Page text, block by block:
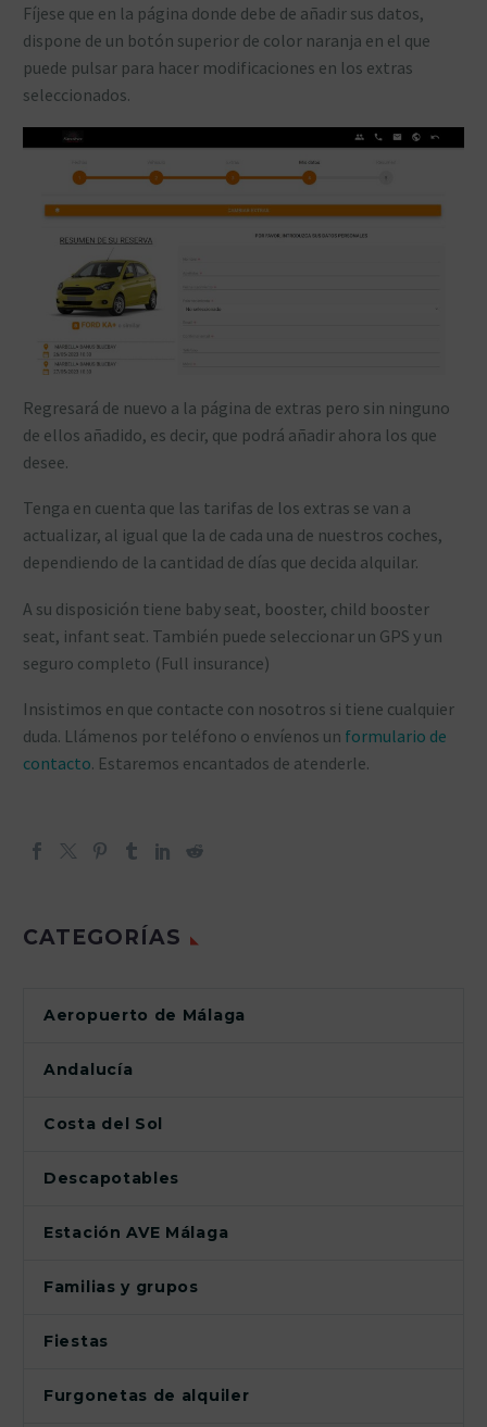
Fíjese que en la página donde debe de añadir sus datos,
dispone de un botón superior de color naranja en el que
puede pulsar para hacer modificaciones en los extras
seleccionados.
Regresará de nuevo a la página de extras pero sin ninguno
de ellos añadido, es decir, que podrá añadir ahora los que
desee.
Tenga en cuenta que las tarifas de los extras se van a
actualizar, al igual que la de cada una de nuestros coches,
dependiendo de la cantidad de días que decida alquilar.
A su disposición tiene baby seat, booster, child booster
seat, infant seat. También puede seleccionar un GPS y un
seguro completo (Full insurance)
Insistimos en que contacte con nosotros si tiene cualquier
duda. Llámenos por teléfono o envíenos un formulario de
contacto. Estaremos encantados de atenderle.
CATEGORÍAS
Aeropuerto de Málaga
Andalucía
Costa del Sol
Descapotables
Estación AVE Málaga
Familias y grupos
Fiestas
Furgonetas de alquiler